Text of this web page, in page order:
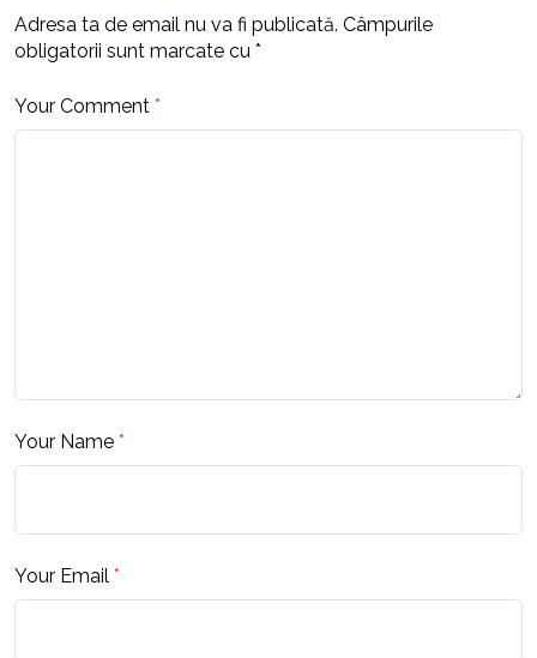
Adresa ta de email nu va fi publicată. Câmpurile
obligatorii sunt marcate cu *
Your Comment *
Your Name *
Your Email *